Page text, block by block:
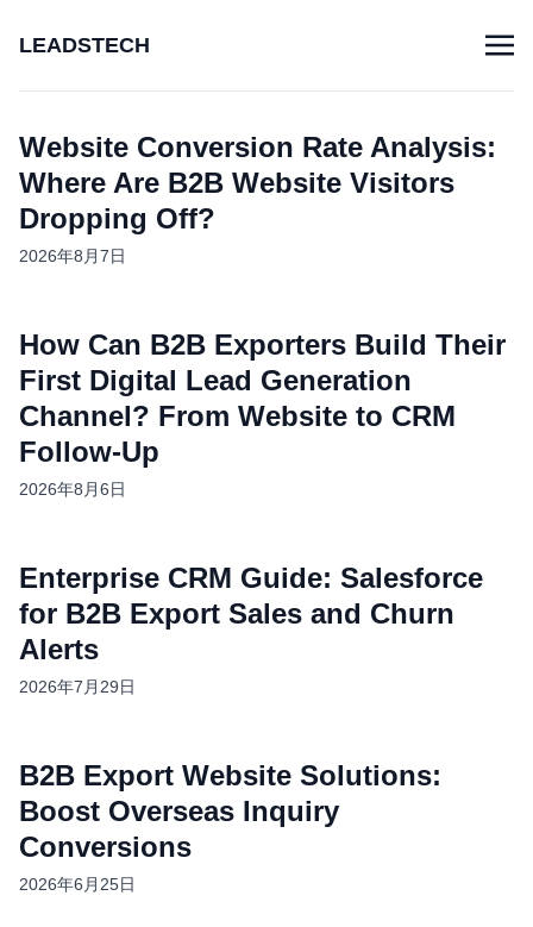
LEADSTECH
Website Conversion Rate Analysis:
Where Are B2B Website Visitors
Dropping Off?
2026年8月7日
How Can B2B Exporters Build Their
First Digital Lead Generation
Channel? From Website to CRM
Follow-Up
2026年8月6日
Enterprise CRM Guide: Salesforce
for B2B Export Sales and Churn
Alerts
2026年7月29日
B2B Export Website Solutions:
Boost Overseas Inquiry
Conversions
2026年6月25日